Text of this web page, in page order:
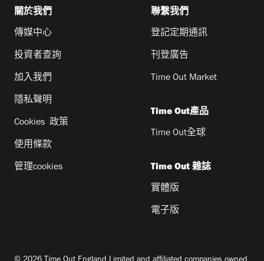
關於我們
傳媒中心
投資者查詢
加入我們
隱私聲明
Cookies 政策
使用條款
管理cookies
聯繫我們
登記定期通訊
刊登廣告
Time Out Market
Time Out產品
Time Out全球
Time Out 雜誌
實體版
電子版